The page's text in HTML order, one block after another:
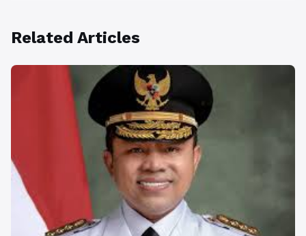
Related Articles